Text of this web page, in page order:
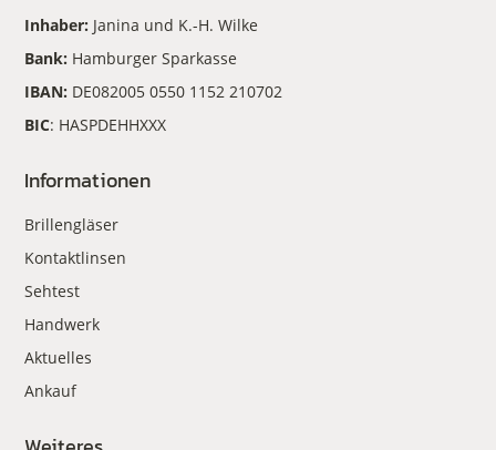
Inhaber: Janina und K.-H. Wilke
Bank: Hamburger Sparkasse
IBAN: DE082005 0550 1152 210702
BIC: HASPDEHHXXX
Informationen
Brillengläser
Kontaktlinsen
Sehtest
Handwerk
Aktuelles
Ankauf